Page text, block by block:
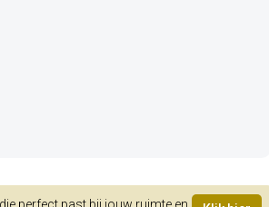
perfect past bij jouw ruimte en